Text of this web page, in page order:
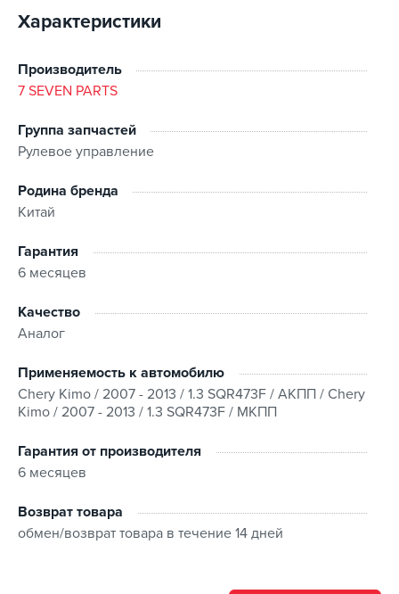
Характеристики
Производитель
7 SEVEN PARTS
Группа запчастей
Рулевое управление
Родина бренда
Китай
Гарантия
6 месяцев
Качество
Аналог
Применяемость к автомобилю
Chery Kimo / 2007 - 2013 / 1.3 SQR473F / АКПП / Chery
Kimo / 2007 - 2013 / 1.3 SQR473F / МКПП
Гарантия от производителя
6 месяцев
Возврат товара
обмен/возврат товара в течение 14 дней